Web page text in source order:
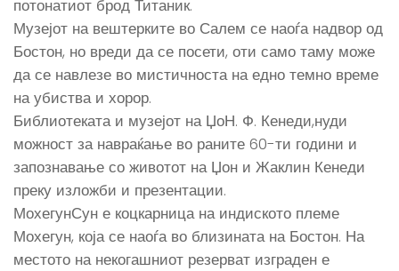
потонатиот брод Титаник.
Музејот на вештерките во Салем се наоѓа надвор од
Бостон, но вреди да се посети, оти само таму може
да се навлезе во мистичноста на едно темно време
на убиства и хорор.
Библиотеката и музејот на ЏоН. Ф. Кенеди,нуди
можност за навраќање во раните 60-ти години и
запознавање со животот на Џон и Жаклин Кенеди
преку изложби и презентации.
МохегунСун е коцкарница на индиското племе
Мохегун, која се наоѓа во близината на Бостон. На
местото на некогашниот резерват изграден е